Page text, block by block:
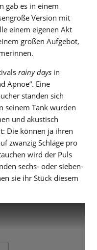
gab es in einem
Version mit
einem eigenen Akt
großen Aufgebot,
rainy days in
Apnoe“. Eine
standen sich
seinem Tank wurden
und akustisch
Die können ja ihren
zwanzig Schläge pro
wird der Puls
sechs- oder sieben-
sie ihr Stück diesem